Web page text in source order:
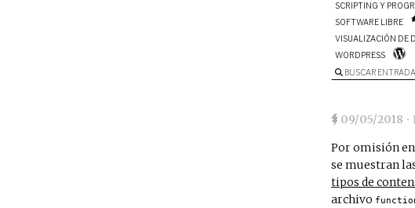
SCRIPTING Y
SOFTWARE LIBRE
VISUALIZACIÓN DE
WORDPRESS
BUSCAR
09/05/2018 •
Por omisión
se muestran
tipos de
archivo